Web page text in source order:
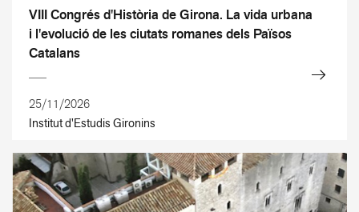
VIII Congrés d'Història de Girona. La vida urbana
i l'evolució de les ciutats romanes dels Països
Catalans
25/11/2026
Institut d'Estudis Gironins